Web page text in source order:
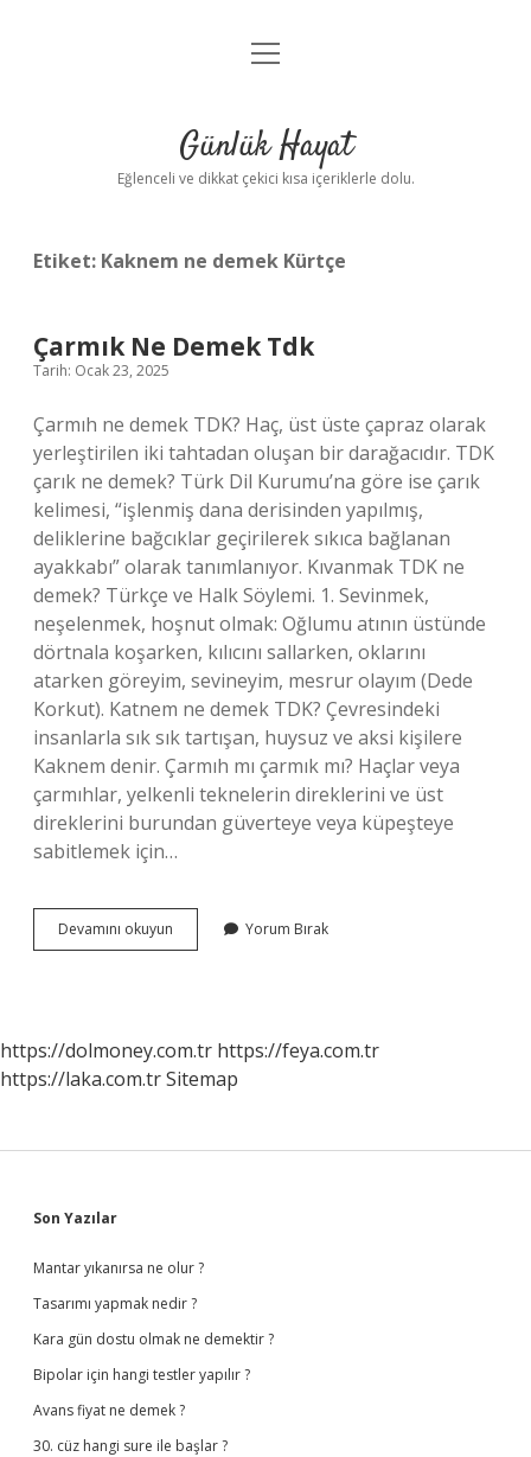
Anasayfa
Yasal Uyarı
menüyü
Günlük Hayat
Eğlenceli ve dikkat çekici kısa içeriklerle dolu.
Etiket: Kaknem ne demek Kürtçe
Çarmık Ne Demek Tdk
Tarih: Ocak 23, 2025
Çarmıh ne demek TDK? Haç, üst üste çapraz olarak
yerleştirilen iki tahtadan oluşan bir darağacıdır. TDK
çarık ne demek? Türk Dil Kurumu’na göre ise çarık
kelimesi, “işlenmiş dana derisinden yapılmış,
deliklerine bağcıklar geçirilerek sıkıca bağlanan
ayakkabı” olarak tanımlanıyor. Kıvanmak TDK ne
demek? Türkçe ve Halk Söylemi. 1. Sevinmek,
neşelenmek, hoşnut olmak: Oğlumu atının üstünde
dörtnala koşarken, kılıcını sallarken, oklarını
atarken göreyim, sevineyim, mesrur ​​olayım (Dede
Korkut). Katnem ne demek TDK? Çevresindeki
insanlarla sık sık tartışan, huysuz ve aksi kişilere
Kaknem denir. Çarmıh mı çarmık mı? Haçlar veya
çarmıhlar, yelkenli teknelerin direklerini ve üst
direklerini burundan güverteye veya küpeşteye
sabitlemek için…
Devamını okuyun
Ne
Yorum Bırak
https://dolmoney.com.tr https://feya.com.tr
https://laka.com.trSitemap
Sidebar
Son Yazılar
Mantar yıkanırsa ne olur ?
Tasarımı yapmak nedir ?
Kara gün dostu olmak ne demektir ?
Bipolar için hangi testler yapılır ?
Avans fiyat ne demek ?
30. cüz hangi sure ile başlar ?